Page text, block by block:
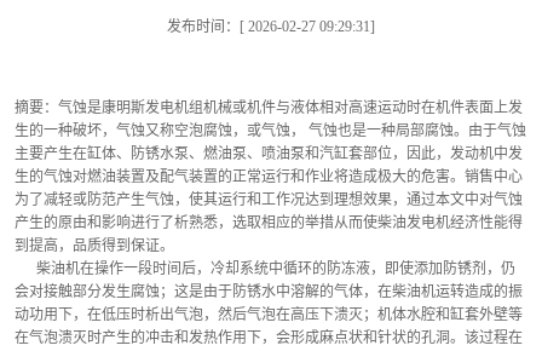
发布时间：[ 2026-02-27 09:29:31]
摘要：气蚀是康明斯发电机组机械或机件与液体相对高速运动时在机件表面上发
生的一种破坏，气蚀又称空泡腐蚀，或气蚀， 气蚀也是一种局部腐蚀。由于气蚀
主要产生在缸体、防锈水泵、燃油泵、喷油泵和汽缸套部位，因此，发动机中发
生的气蚀对燃油装置及配气装置的正常运行和作业将造成极大的危害。销售中心
为了减轻或防范产生气蚀，使其运行和工作况达到理想效果，通过本文中对气蚀
产生的原由和影响进行了析熟悉，选取相应的举措从而使柴油发电机经济性能得
到提高，品质得到保证。
柴油机在操作一段时间后，冷却系统中循环的防冻液，即使添加防锈剂，仍
会对接触部分发生腐蚀；这是由于防锈水中溶解的气体，在柴油机运转造成的振
动功用下，在低压时析出气泡，然后气泡在高压下溃灭；机体水腔和缸套外壁等
在气泡溃灭时产生的冲击和发热作用下，会形成麻点状和针状的孔洞。该过程在